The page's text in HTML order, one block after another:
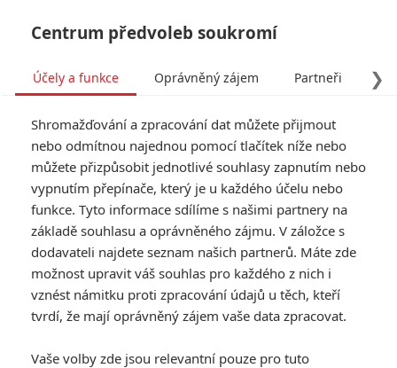
Pacific Rim: Uprising -
Připojte se k povstání
Jaegerů
Napsal:Michal Janoušek - (Rudmen), 21.07.2017 12:30
Centrum předvoleb soukromí
❯
Účely a funkce Oprávněný zájem Partneři
Shromažďování a zpracování dat můžete přijmout
nebo odmítnou najednou pomocí tlačítek níže nebo
můžete přizpůsobit jednotlivé souhlasy zapnutím nebo
vypnutím přepínače, který je u každého účelu nebo
funkce. Tyto informace sdílíme s našimi partnery na
základě souhlasu a oprávněného zájmu. V záložce s
dodavateli najdete seznam našich partnerů. Máte zde
možnost upravit váš souhlas pro každého z nich i
vznést námitku proti zpracování údajů u těch, kteří
tvrdí, že mají oprávněný zájem vaše data zpracovat.
Vaše volby zde jsou relevantní pouze pro tuto